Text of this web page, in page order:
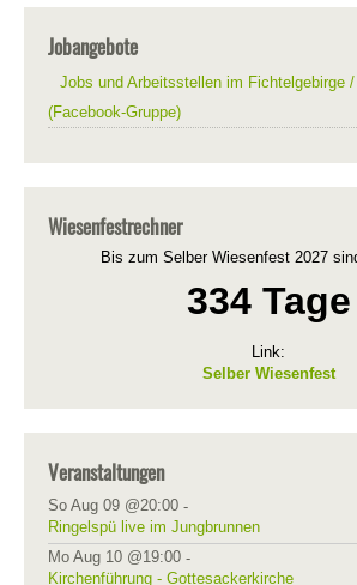
Jobangebote
Jobs und Arbeitsstellen im Fichtelgebirge
(Facebook-Gruppe)
Wiesenfestrechner
Bis zum Selber Wiesenfest 2027
334 Tage
Link:
Selber Wiesenfest
Veranstaltungen
So Aug 09 @20:00 -
Ringelspü live im Jungbrunnen
Mo Aug 10 @19:00 -
Kirchenführung - Gottesackerkirche